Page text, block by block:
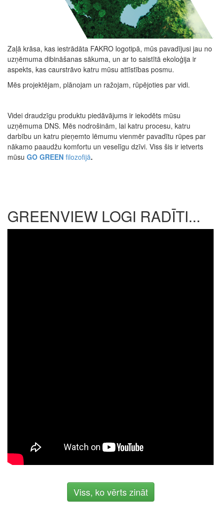
Zaļā krāsa, kas iestrādāta FAKRO logotipā, mūs pavadījusi jau no
uzņēmuma dibināšanas sākuma, un ar to saistītā ekoloģija ir
aspekts, kas caurstrāvo katru mūsu attīstības posmu.
Mēs projektējam, plānojam un ražojam, rūpējoties par vidi.
Videi draudzīgu produktu piedāvājums ir iekodēts mūsu
uzņēmuma DNS. Mēs nodrošinām, lai katru procesu, katru
darbību un katru pieņemto lēmumu vienmēr pavadītu rūpes par
nākamo paaudžu komfortu un veselīgu dzīvi. Viss šis ir ietverts
mūsu GO GREEN filozofijā.
GREENVIEW LOGI RADĪTI...
Viss, ko vērts zināt